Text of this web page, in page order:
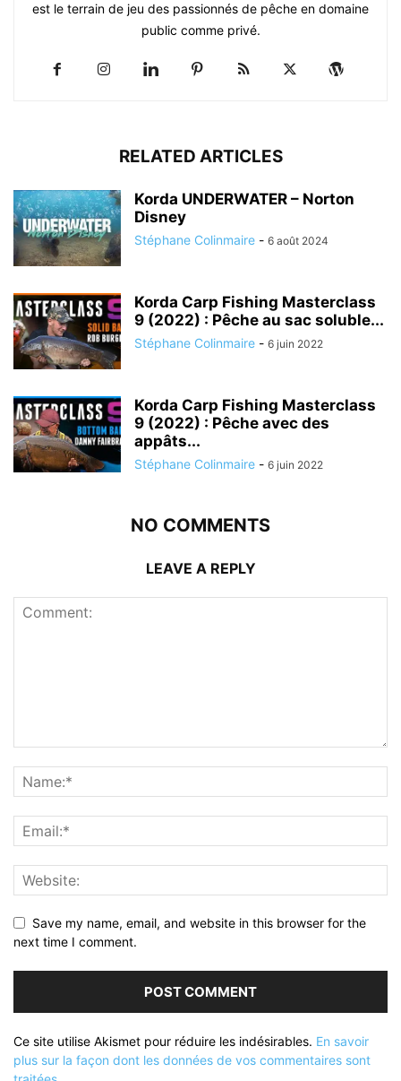
est le terrain de jeu des passionnés de pêche en domaine
public comme privé.
RELATED ARTICLES
Korda UNDERWATER – Norton
Disney
Stéphane Colinmaire - 6 août 2024
Korda Carp Fishing Masterclass
9 (2022) : Pêche au sac soluble...
Stéphane Colinmaire - 6 juin 2022
Korda Carp Fishing Masterclass
9 (2022) : Pêche avec des
appâts...
Stéphane Colinmaire - 6 juin 2022
NO COMMENTS
LEAVE A REPLY
Save my name, email, and website in this browser for the
next time I comment.
Ce site utilise Akismet pour réduire les indésirables. En savoir
plus sur la façon dont les données de vos commentaires sont